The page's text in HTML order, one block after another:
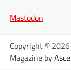
Mastodon
Copyright © 2026
Magazine by